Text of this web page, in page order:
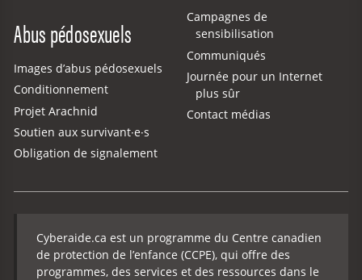
Abus pédosexuels
Images d’abus pédosexuels
Conditionnement
Projet Arachnid
Soutien aux survivant·e·s
Obligation de signalement
Campagnes de
sensibilisation
Communiqués
Journée pour un Internet
plus sûr
Contact médias
Cyberaide.ca est un programme du Centre canadien
de protection de l’enfance (CCPE), qui offre des
programmes, des services et des ressources dans le